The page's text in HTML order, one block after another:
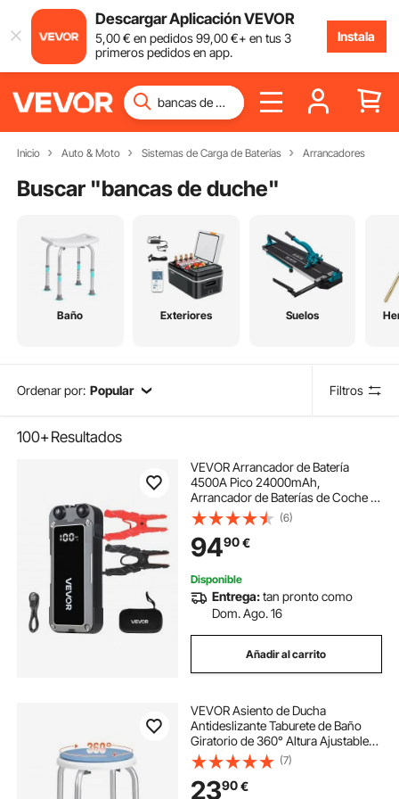
Descargar Aplicación VEVOR
5,00€ en pedidos99,00€+ en tus 3
primeros pedidos en app.
Instala
Inicio Auto & Moto Sistemas de Carga de Baterías Arrancadores
Buscar "bancas de duche"
Baño Exteriores Suelos
Ordenar por: Popular Filtros
100+Resultados
VEVOR Arrancador de Batería
4500A Pico 24000mAh,
Arrancador de Baterías de Coche 12
V, Gasolina 10L, Diésel 8L, Banco de
Energía Portátil USB, Linterna 3
Modos, 12 Protecciones para Moto
Camión Barco
(6)
9490€
Disponible
Entrega:tan pronto como
Dom. Ago. 16
Añadir al carrito
VEVOR Asiento de Ducha
Antideslizante Taburete de Baño
Giratorio de 360° Altura Ajustable
360-485mm 136,1kg Silla de Ducha
de Aluminio Ayuda para Ducha para
Personas Mayores, Mujeres
(7)
2390€